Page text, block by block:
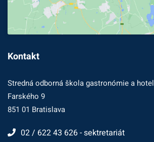
Kontakt
Stredná odborná škola gastronómie a
Farského 9
851 01 Bratislava
02 / 622 43 626 - sektretariát